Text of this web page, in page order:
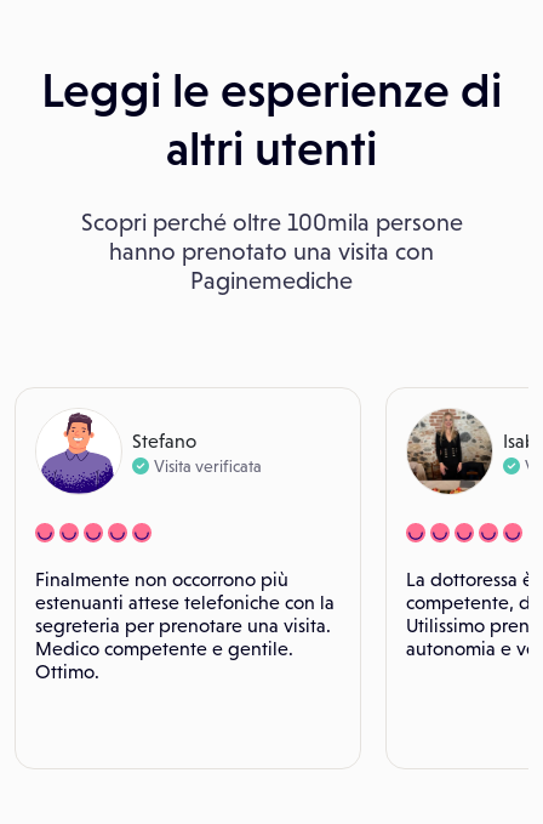
Leggi le esperienze di
altri utenti
Scopri perché oltre 100mila persone
hanno prenotato una visita con
Paginemediche
Stefano
Visita verificata
Finalmente non occorrono più
estenuanti attese telefoniche con la
segreteria per prenotare una visita.
Medico competente e gentile.
Ottimo.
La dottoressa
competente,
Utilissimo
autonomia e